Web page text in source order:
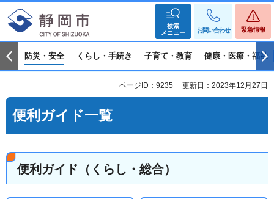
検索
メニュー
お問い合わせ 緊急情報
防災・安全 くらし・手続き 子育て・教育 健康・医療・福祉
ページID：9235 更新日：2023年12月27日
便利ガイド一覧
便利ガイド（くらし・総合）